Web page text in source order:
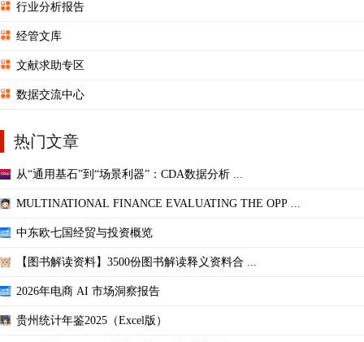
行业分析报告
经管文库
文献求助专区
数据交流中心
热门文章
从“通用基石”到“场景利器”：CDA数据分析 ...
MULTINATIONAL FINANCE EVALUATING THE OPP ...
中东欧七国经贸与投资概览
【图书解读资料】3500份图书解读释义资料合 ...
2026年电商 AI 市场洞察报告
贵州统计年鉴2025（Excel版）